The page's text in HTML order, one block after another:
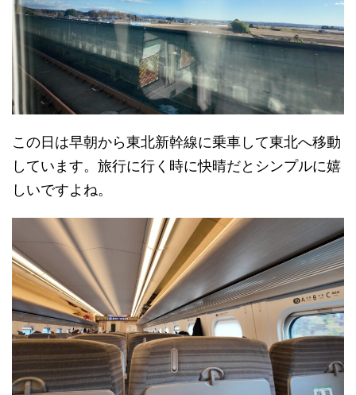
この日は早朝から東北新幹線に乗車して東北へ移動
しています。旅行に行く時に快晴だとシンプルに嬉
しいですよね。